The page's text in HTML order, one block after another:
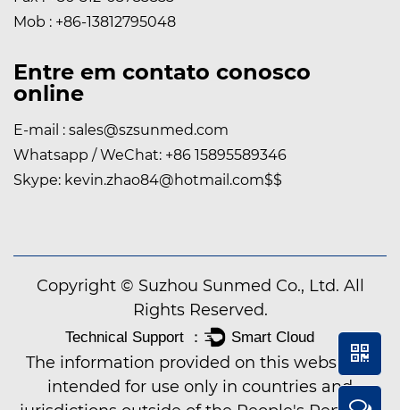
Mob : +86-13812795048
Entre em contato conosco
online
E-mail : sales@szsunmed.com
Whatsapp / WeChat: +86 15895589346
Skype: kevin.zhao84@hotmail.com$$
Copyright © Suzhou Sunmed Co., Ltd. All
Rights Reserved.
The information provided on this website is
intended for use only in countries and